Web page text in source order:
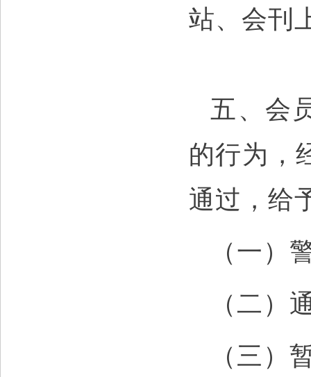
站、会刊
五、会
的行为，
通过，给
（一）
（二）
（三）